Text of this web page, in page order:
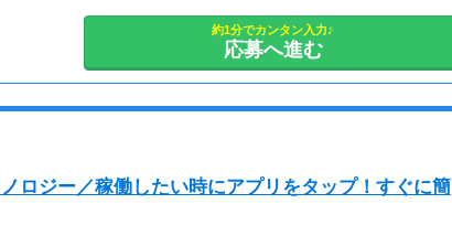
約1分でカンタン入力♪
応募へ進む
ロジー／稼働したい時にアプリをタップ！すぐに簡